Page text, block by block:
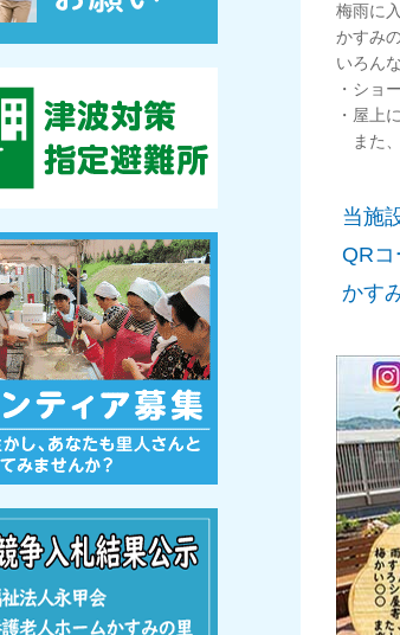
梅雨に
かすみ
いろん
・ショ
・屋上
また、
当施
QRコ
かす